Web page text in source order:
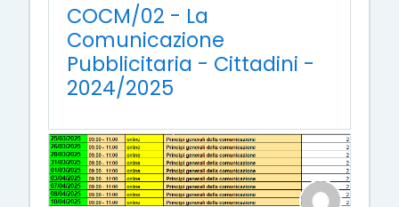
COCM/02 - La
Comunicazione
Pubblicitaria - Cittadini -
2024/2025